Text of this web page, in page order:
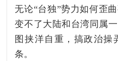
无论“台独”势力如何歪
变不了大陆和台湾同属
图挟洋自重，搞政治操
条。